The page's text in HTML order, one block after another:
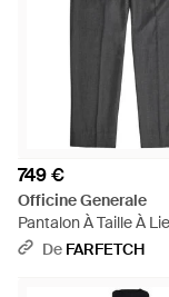
749 €
Officine Generale
Pantalon À Taille À
Resserrage - Gris
De FARFETCH